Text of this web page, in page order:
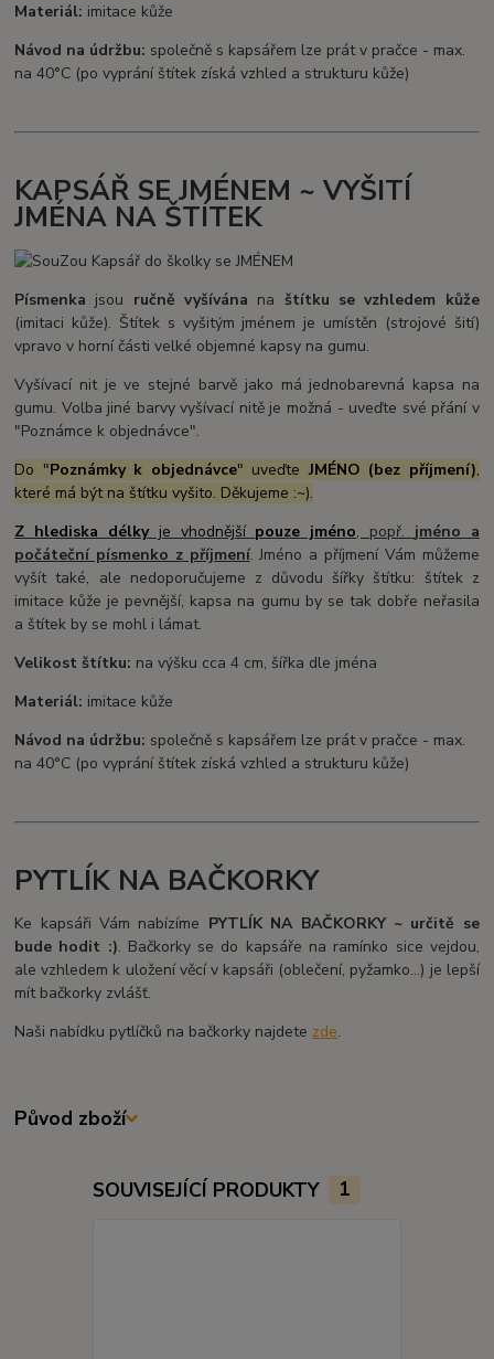
Materiál: imitace kůže
Návod na údržbu: společně s kapsářem lze prát v pračce - max.
na 40°C (po vyprání štítek získá vzhled a strukturu kůže)
KAPSÁŘ SE JMÉNEM ~ VYŠITÍ
JMÉNA NA ŠTÍTEK
Písmenka jsou ručně vyšívána na štítku se vzhledem kůže
(imitaci kůže). Štítek s vyšitým jménem je umístěn (strojové šití)
vpravo v horní části velké objemné kapsy na gumu.
Vyšívací nit je ve stejné barvě jako má jednobarevná kapsa na
gumu. Volba jiné barvy vyšívací nitě je možná - uveďte své přání v
"Poznámce k objednávce".
Do "Poznámky k objednávce" uveďte JMÉNO (bez příjmení),
které má být na štítku vyšito. Děkujeme :~).
Z hlediska délkyje vhodnější pouze jméno, popř. jméno a
počáteční písmenko zpříjmení. Jméno a příjmení Vám můžeme
vyšít také, ale nedoporučujeme z důvodu šířky štítku: štítek z
imitace kůže je pevnější, kapsa na gumu by se tak dobře neřasila
a štítek by se mohl i lámat.
Velikost štítku: na výšku cca 4 cm, šířka dle jména
Materiál: imitace kůže
Návod na údržbu: společně s kapsářem lze prát v pračce - max.
na 40°C (po vyprání štítek získá vzhled a strukturu kůže)
PYTLÍK NA BAČKORKY
Ke kapsáři Vám nabízíme PYTLÍK NA BAČKORKY ~ určitě se
bude hodit :). Bačkorky se do kapsáře na ramínko sice vejdou,
ale vzhledem k uložení věcí v kapsáři (oblečení, pyžamko...) je lepší
mít bačkorky zvlášť.
Naši nabídku pytlíčků na bačkorky najdete zde.
Původ zboží
SOUVISEJÍCÍ PRODUKTY 1